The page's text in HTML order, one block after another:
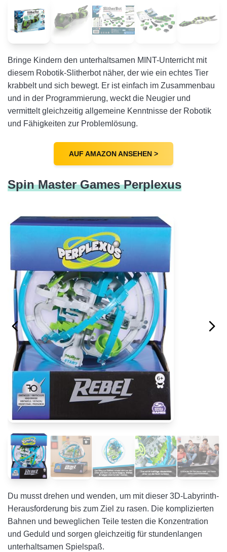
Bringe Kindern den unterhaltsamen MINT-Unterricht mit
diesem Robotik-Slitherbot näher, der wie ein echtes Tier
krabbelt und sich bewegt. Er ist einfach im Zusammenbau
und in der Programmierung, weckt die Neugier und
vermittelt gleichzeitig allgemeine Kenntnisse der Robotik
und Fähigkeiten zur Problemlösung.
AUF AMAZON ANSEHEN >
Spin Master Games Perplexus
Du musst drehen und wenden, um mit dieser 3D-Labyrinth-
Herausforderung bis zum Ziel zu rasen. Die komplizierten
Bahnen und beweglichen Teile testen die Konzentration
und Geduld und sorgen gleichzeitig für stundenlangen
unterhaltsamen Spielspaß.